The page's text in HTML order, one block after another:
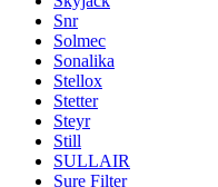
Snr
Solmec
Sonalika
Stellox
Stetter
Steyr
Still
SULLAIR
Sure Filter